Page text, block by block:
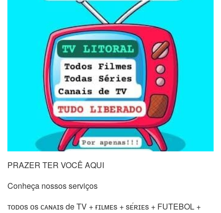
PRAZER TER VOCÊ AQUI
Conheça nossos serviços
ᴛᴏᴅᴏs ᴏs ᴄᴀɴᴀɪs de TV + ғɪʟᴍᴇs + sᴇ́ʀɪᴇs + FUTEBOL +